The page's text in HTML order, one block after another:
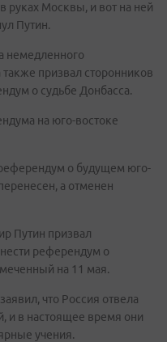
руках Москвы, и вот на ней
Путин.
немедленного
призвал сторонников
о судьбе Донбасса.
на юго-востоке
о будущем юго-
а отменен
Путин призвал
референдум о
на 11 мая.
что Россия отвела
и в настоящее время они
учения.